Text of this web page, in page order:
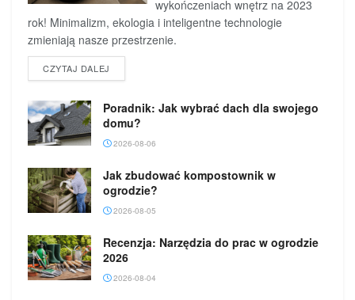
wykończeniach wnętrz na 2023
rok! Minimalizm, ekologia i inteligentne technologie
zmieniają nasze przestrzenie.
CZYTAJ DALEJ
Poradnik: Jak wybrać dach dla swojego
domu?
2026-08-06
Jak zbudować kompostownik w
ogrodzie?
2026-08-05
Recenzja: Narzędzia do prac w ogrodzie
2026
2026-08-04